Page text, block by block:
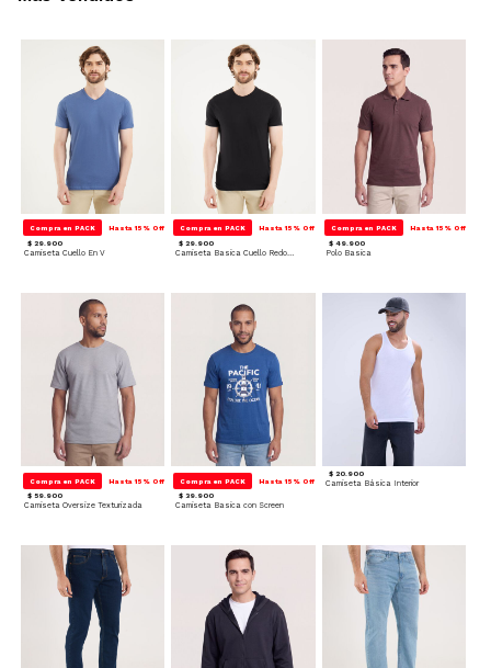
Compra en PACK Hasta 15% Off
$ 29.900
Camiseta Cuello En V
Compra en PACK Hasta 15% Off
$ 29.900
Camiseta Basica Cuello Redondo
Compra en PACK Hasta 15% Off
$ 49.900
Polo Basica
Compra en PACK Hasta 15% Off
$ 59.900
Camiseta Oversize Texturizada
Compra en PACK Hasta 15% Off
$ 39.900
Camiseta Basica con Screen
$ 20.900
Camiseta Básica Interior